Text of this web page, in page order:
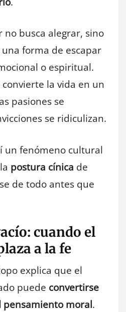
no busca alegrar, sino
una forma de escapar
o espiritual.
la vida en un
pasiones se
se ridiculizan.
un fenómeno cultural
postura cínica de
de todo antes que
cuando el
a la fe
explica que el
puede convertirse
moral.